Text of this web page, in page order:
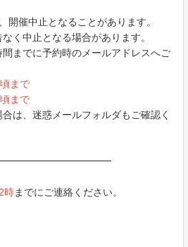
開催中止となることがあります。
く中止となる場合があります。
間までに予約時のメールアドレスへご
まで
まで
は、迷惑メールフォルダもご確認く
時までにご連絡ください。